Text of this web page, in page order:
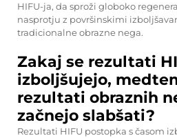
HIFU-ja, da sproži globoko
nasprotju z površinskimi
tradicionalne obrazne nega.
Zakaj se rezultati
izboljšujejo,
rezultati obraznih
začnejo slabšati?
Rezultati HIFU postopka s časom